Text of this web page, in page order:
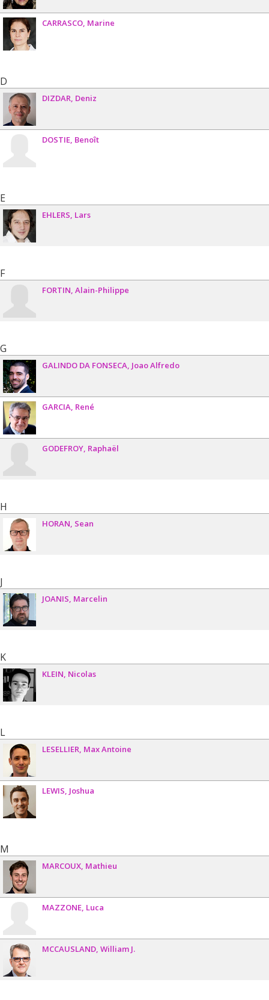
CARRASCO Marine
D
DIZDAR Deniz
DOSTIE Benoît
E
EHLERS Lars
F
FORTIN Alain-Philippe
G
GALINDO DA FONSECA Joao Alfredo
GARCIA René
GODEFROY Raphaël
H
HORAN Sean
J
JOANIS Marcelin
K
KLEIN Nicolas
L
LESELLIER Max Antoine
LEWIS Joshua
M
MARCOUX Mathieu
MAZZONE Luca
MCCAUSLAND William J.